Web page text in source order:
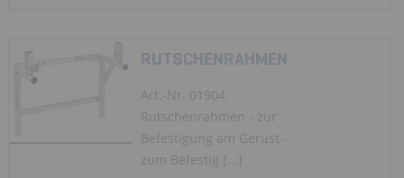
RUTSCHENRAHMEN
Art.-Nr. 01904
Rutschenrahmen - zur
Befestigung am Gerüst -
zum Befestig [...]